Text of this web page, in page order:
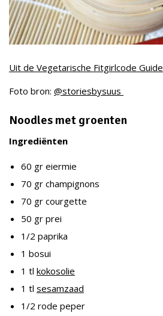
Uit de Vegetarische Fitgirlcode Guide
Foto bron: @storiesbysuus
Noodles met groenten
Ingrediënten
60 gr eiermie
70 gr champignons
70 gr courgette
50 gr prei
1/2 paprika
1 bosui
1 tl kokosolie
1 tl sesamzaad
1/2 rode peper